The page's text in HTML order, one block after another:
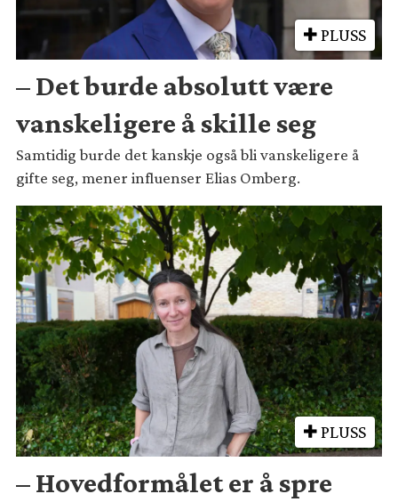
PLUSS
– Det burde absolutt være
vanskeligere å skille seg
Samtidig burde det kanskje også bli vanskeligere å
gifte seg, mener influenser Elias Omberg.
PLUSS
– Hovedformålet er å spre